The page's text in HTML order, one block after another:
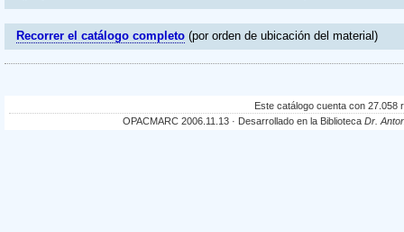
Recorrer el catálogo completo(por orden de ubicación del material)
Este catálogo cuenta con 27.058
OPACMARC 2006.11.13 · Desarrollado en la Biblioteca Dr.